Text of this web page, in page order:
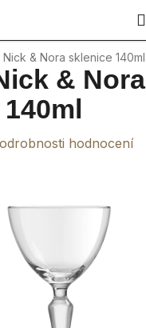
Nick & Nora sklenice 140ml
& Nora
hodnocení